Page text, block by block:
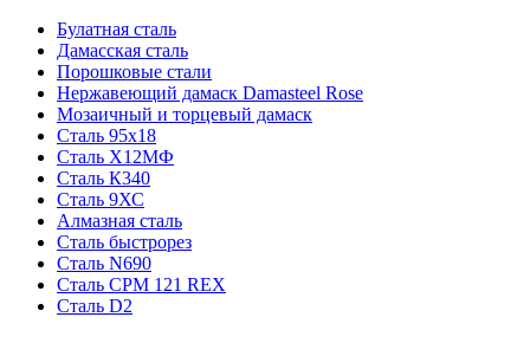
Булатная сталь
Дамасская сталь
Порошковые стали
Нержавеющий дамаск Damasteel Rose
Мозаичный и торцевый дамаск
Сталь 95х18
Сталь Х12МФ
Сталь К340
Сталь 9ХС
Алмазная сталь
Сталь быстрорез
Сталь N690
Сталь CPM 121 REX
Сталь D2